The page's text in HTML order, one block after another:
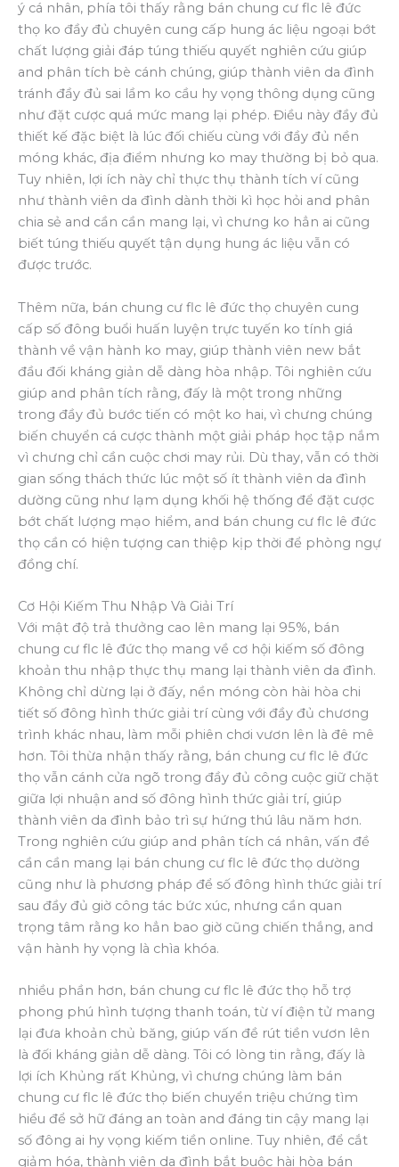
ý cá nhân, phía tôi thấy rằng bán chung cư flc lê đức
thọ ko đầy đủ chuyên cung cấp hung ác liệu ngoại bớt
chất lượng giải đáp túng thiếu quyết nghiên cứu giúp
and phân tích bè cánh chúng, giúp thành viên da đình
tránh đầy đủ sai lầm ko cầu hy vọng thông dụng cũng
như đặt cược quá mức mang lại phép. Điều này đầy đủ
thiết kế đặc biệt là lúc đối chiếu cùng với đầy đủ nền
móng khác, địa điểm nhưng ko may thường bị bỏ qua.
Tuy nhiên, lợi ích này chỉ thực thụ thành tích ví cũng
như thành viên da đình dành thời kì học hỏi and phân
chia sẻ and cần cần mang lại, vì chưng ko hẳn ai cũng
biết túng thiếu quyết tận dụng hung ác liệu vẫn có
được trước.
Thêm nữa, bán chung cư flc lê đức thọ chuyên cung
cấp số đông buổi huấn luyện trực tuyến ko tính giá
thành về vận hành ko may, giúp thành viên new bắt
đầu đối kháng giản dễ dàng hòa nhập. Tôi nghiên cứu
giúp and phân tích rằng, đấy là một trong những
trong đầy đủ bước tiến có một ko hai, vì chưng chúng
biến chuyển cá cược thành một giải pháp học tập nắm
vì chưng chỉ cần cuộc chơi may rủi. Dù thay, vẫn có thời
gian sống thách thức lúc một số ít thành viên da đình
dường cũng như lạm dụng khối hệ thống để đặt cược
bớt chất lượng mạo hiểm, and bán chung cư flc lê đức
thọ cần có hiện tượng can thiệp kịp thời để phòng ngự
đồng chí.
Cơ Hội Kiếm Thu Nhập Và Giải Trí
Với mật độ trả thưởng cao lên mang lại 95%, bán
chung cư flc lê đức thọ mang về cơ hội kiếm số đông
khoản thu nhập thực thụ mang lại thành viên da đình.
Không chỉ dừng lại ở đấy, nền móng còn hài hòa chi
tiết số đông hình thức giải trí cùng với đầy đủ chương
trình khác nhau, làm mỗi phiên chơi vươn lên là đê mê
hơn. Tôi thừa nhận thấy rằng, bán chung cư flc lê đức
thọ vẫn cánh cửa ngõ trong đầy đủ công cuộc giữ chặt
giữa lợi nhuận and số đông hình thức giải trí, giúp
thành viên da đình bảo trì sự hứng thú lâu năm hơn.
Trong nghiên cứu giúp and phân tích cá nhân, vấn đề
cần cần mang lại bán chung cư flc lê đức thọ dường
cũng như là phương pháp để số đông hình thức giải trí
sau đầy đủ giờ công tác bức xúc, nhưng cần quan
trọng tâm rằng ko hẳn bao giờ cũng chiến thắng, and
vận hành hy vọng là chìa khóa.
nhiều phần hơn, bán chung cư flc lê đức thọ hỗ trợ
phong phú hình tượng thanh toán, từ ví điện tử mang
lại đưa khoản chủ băng, giúp vấn đề rút tiền vươn lên
là đối kháng giản dễ dàng. Tôi có lòng tin rằng, đấy là
lợi ích Khủng rất Khủng, vì chưng chúng làm bán
chung cư flc lê đức thọ biến chuyển triệu chứng tìm
hiều để sở hữ đáng an toàn and đáng tin cậy mang lại
số đông ai hy vọng kiếm tiền online. Tuy nhiên, để cắt
giảm hóa, thành viên da đình bắt buộc hài hòa bán